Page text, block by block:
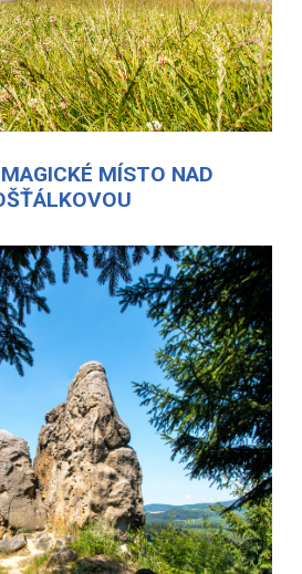
MÍSTO NAD